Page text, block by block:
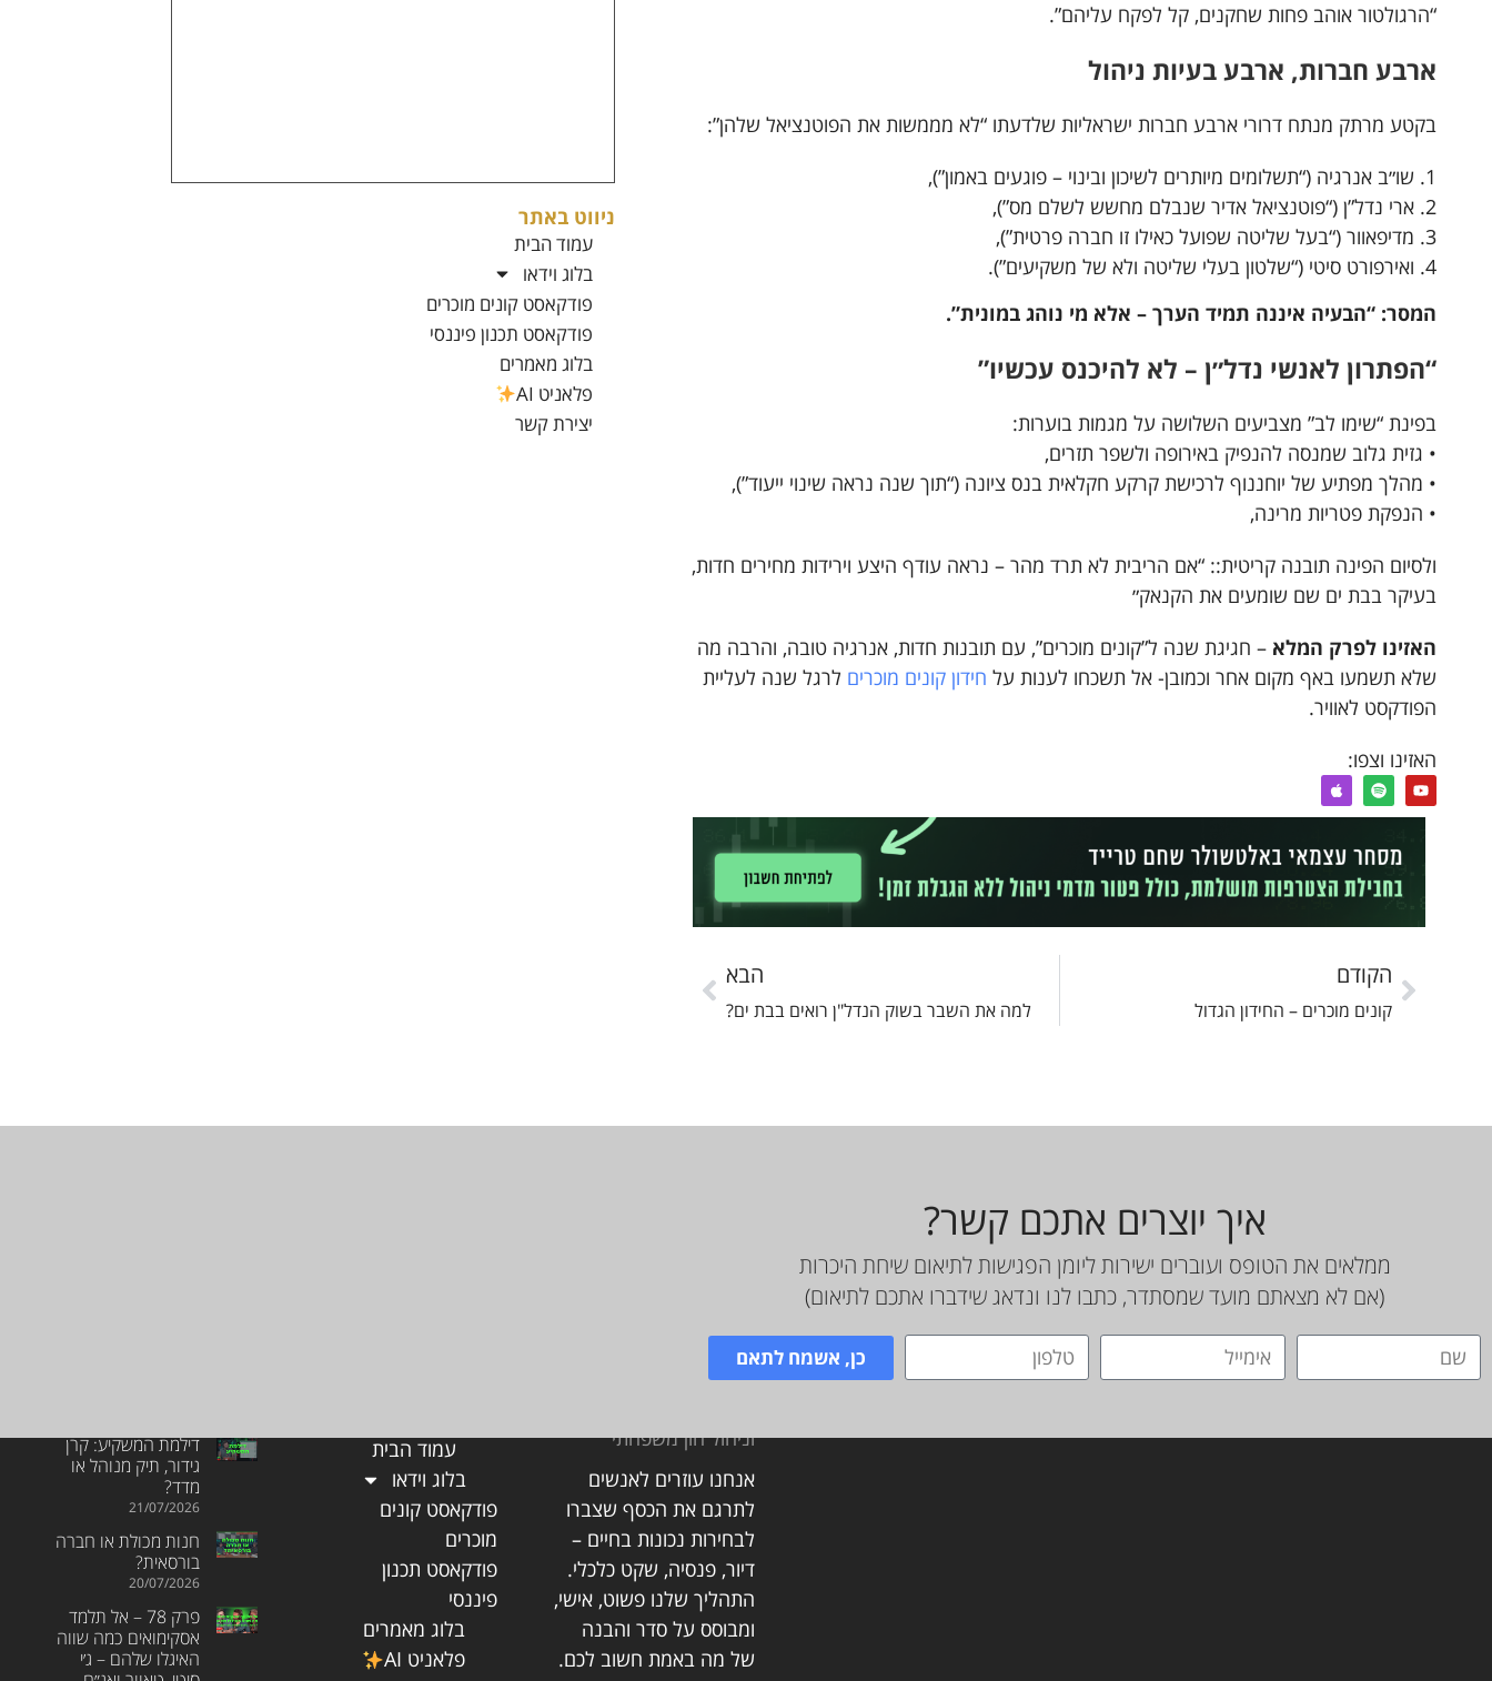
“הרגולטור אוהב פחות שחקנים, קל לפקח עליהם”.
ארבע חברות, ארבע בעיות ניהול
בקטע מרתק מנתח דרורי ארבע חברות ישראליות שלדעתו “לא מממשות את הפוטנציאל שלהן”:
שו״ב אנרגיה (“תשלומים מיותרים לשיכון ובינוי – פוגעים באמון”),
ארי נדל”ן (“פוטנציאל אדיר שנבלם מחשש לשלם מס”),
מדיפאוור (“בעל שליטה שפועל כאילו זו חברה פרטית”),
ואירפורט סיטי (“שלטון בעלי שליטה ולא של משקיעים”).
המסר: “הבעיה איננה תמיד הערך – אלא מי נוהג במונית”.
“הפתרון לאנשי נדל״ן – לא להיכנס עכשיו”
בפינת “שימו לב” מצביעים השלושה על מגמות בוערות:
• גזית גלוב שמנסה להנפיק באירופה ולשפר תזרים,
• מהלך מפתיע של יוחננוף לרכישת קרקע חקלאית בנס ציונה (“תוך שנה נראה שינוי ייעוד”),
• הנפקת פטריות מרינה,
ולסיום הפינה תובנה קריטית:: “אם הריבית לא תרד מהר – נראה עודף היצע וירידות מחירים חדות,
בעיקר בבת ים שם שומעים את הקנאק״
האזינו לפרק המלא – חגיגת שנה ל”קונים מוכרים”, עם תובנות חדות, אנרגיה טובה, והרבה מה
שלא תשמעו באף מקום אחר וכמובן- אל תשכחו לענות על חידון קונים מוכרים לרגל שנה לעליית
הפודקסט לאוויר.
האזינו וצפו:
הקודם
קונים מוכרים – החידון הגדול
הבא
למה את השבר בשוק הנדל"ן רואים בבת ים?
ניווט באתר
עמוד הבית
בלוג וידאו
פודקאסט קונים מוכרים
פודקאסט תכנון פיננסי
בלוג מאמרים
פלאניט AI
יצירת קשר
איך יוצרים אתכם קשר?
ממלאים את הטופס ועוברים ישירות ליומן הפגישות לתיאום שיחת היכרות
(אם לא מצאתם מועד שמסתדר, כתבו לנו ונדאג שידברו אתכם לתיאום)
כן, אשמח לתאם
וניהול הון משפחתי
אנחנו עוזרים לאנשים
לתרגם את הכסף שצברו
לבחירות נכונות בחיים –
דיור, פנסיה, שקט כלכלי.
התהליך שלנו פשוט, אישי,
ומבוסס על סדר והבנה
של מה באמת חשוב לכם.
עמוד הבית
בלוג וידאו
פודקאסט קונים
מוכרים
פודקאסט תכנון
פיננסי
בלוג מאמרים
פלאניט AI
דילמת המשקיע: קרן
גידור, תיק מנוהל או
מדד?
21/07/2026
חנות מכולת או חברה
בורסאית?
20/07/2026
פרק 78 – אל תלמד
אסקימואים כמה שווה
האיגלו שלהם – ג׳י